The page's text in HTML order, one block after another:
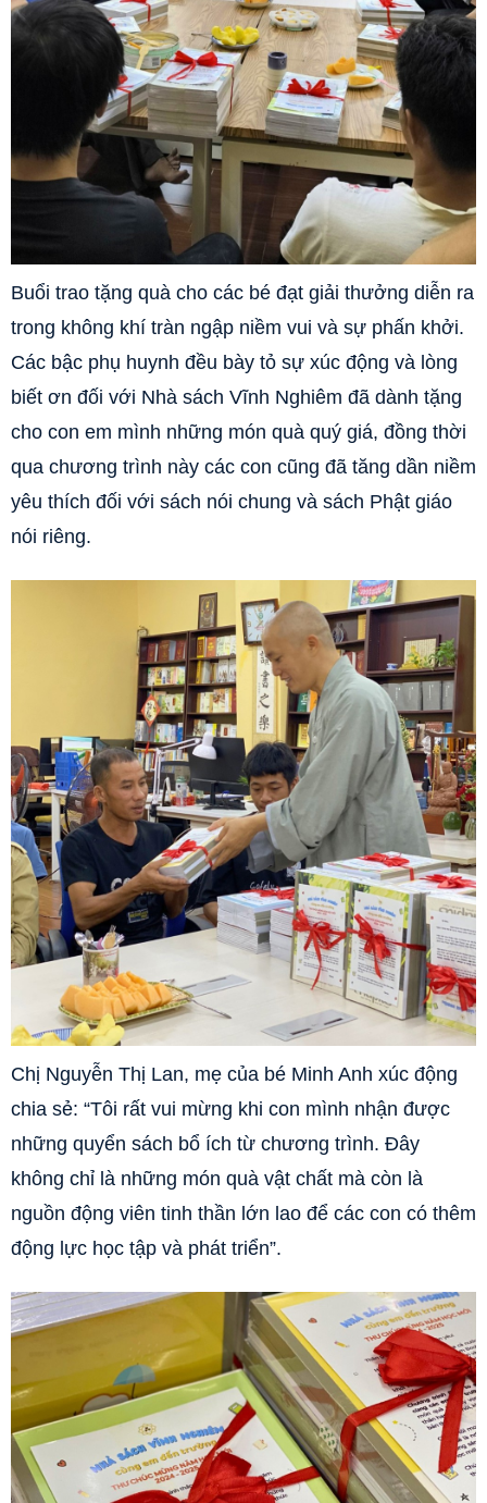
Buổi trao tặng quà cho các bé đạt giải thưởng diễn ra
trong không khí tràn ngập niềm vui và sự phấn khởi.
Các bậc phụ huynh đều bày tỏ sự xúc động và lòng
biết ơn đối với Nhà sách Vĩnh Nghiêm đã dành tặng
cho con em mình những món quà quý giá, đồng thời
qua chương trình này các con cũng đã tăng dần niềm
yêu thích đối với sách nói chung và sách Phật giáo
nói riêng.
Chị Nguyễn Thị Lan, mẹ của bé Minh Anh xúc động
chia sẻ: “Tôi rất vui mừng khi con mình nhận được
những quyển sách bổ ích từ chương trình. Đây
không chỉ là những món quà vật chất mà còn là
nguồn động viên tinh thần lớn lao để các con có thêm
động lực học tập và phát triển”.